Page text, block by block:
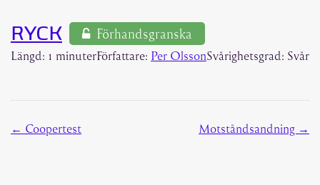
RYCK
Förhandsgranska
Längd: 1 minuterFörfattare: Per OlssonSvårighetsgrad: Svår
Coopertest Motståndsandning